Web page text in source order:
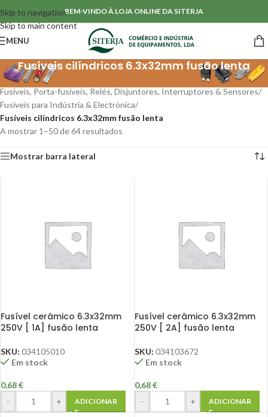
Skip to navigation
Skip to main content
BEM-VINDO À LOJA ONLINE DA SITERJA
MENU
Fusíveis cilíndricos 6.3x32mm fusão lenta
Início/
Fusíveis, Porta-fusíveis, Relés, Disjuntores, Interruptores & Sensores/
Fusíveis para Indústria & Electrónica/
Fusíveis cilíndricos 6.3x32mm fusão lenta
A mostrar 1–50 de 64 resultados
Mostrar barra lateral
Fusível cerâmico 6.3x32mm
250V [ 1A] fusão lenta
SKU: 034105010
Em stock
0,68€
-
+ ADICIONAR
Fusível cerâmico 6.3x32mm
250V [ 2A] fusão lenta
SKU: 034103672
Em stock
0,68€
-
+ ADICIONAR